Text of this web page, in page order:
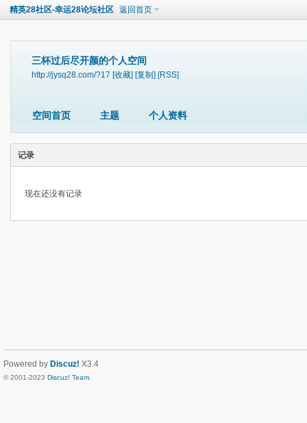
精英28社区-幸运28论坛社区 返回首页
三杯过后尽开颜的个人空间
http://jysq28.com/?17 [收藏] [复制] [RSS]
空间首页 主题 个人资料
记录
现在还没有记录
Powered by Discuz! X3.4
© 2001-2023 Discuz! Team